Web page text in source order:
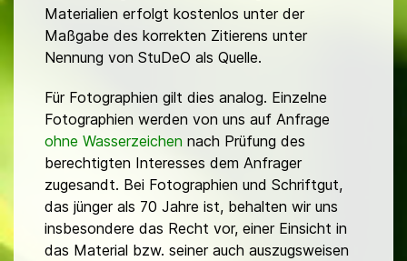
Materialien erfolgt kostenlos unter der
Maßgabe des korrekten Zitierens unter
Nennung von StuDeO als Quelle.
Für Fotographien gilt dies analog. Einzelne
Fotographien werden von uns auf Anfrage
ohne Wasserzeichen nach Prüfung des
berechtigten Interesses dem Anfrager
zugesandt. Bei Fotographien und Schriftgut,
das jünger als 70 Jahre ist, behalten wir uns
insbesondere das Recht vor, einer Einsicht in
das Material bzw. seiner auch auszugsweisen